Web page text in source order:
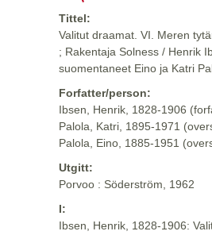
Tittel:
Valitut draamat. VI. Meren
; Rakentaja Solness / Henrik
suomentaneet Eino ja Katri
Forfatter/person:
Ibsen, Henrik, 1828-1906
Palola, Katri, 1895-1971
Palola, Eino, 1885-1951
Utgitt:
Porvoo : Söderström, 1962
I:
Ibsen, Henrik, 1828-1906: